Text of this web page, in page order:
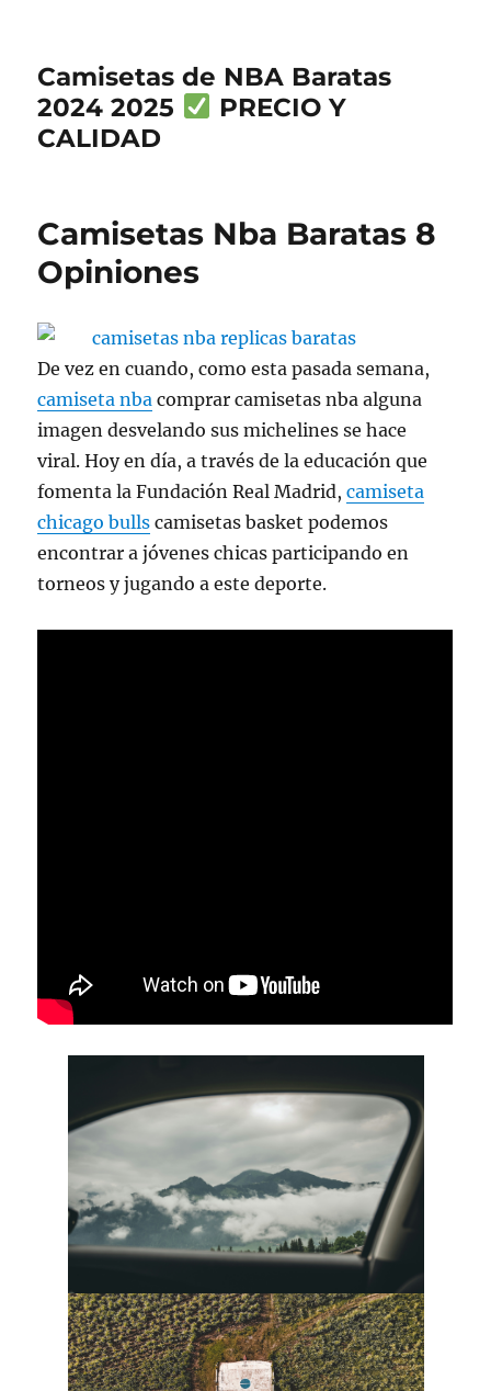
Camisetas de NBA Baratas
2024 2025
PRECIO Y
CALIDAD
Camisetas Nba Baratas 8
Opiniones
De vez en cuando, como esta pasada semana,
camiseta nba comprar camisetas nba alguna
imagen desvelando sus michelines se hace
viral. Hoy en día, a través de la educación que
fomenta la Fundación Real Madrid,camiseta
chicago bulls camisetas basket podemos
encontrar a jóvenes chicas participando en
torneos y jugando a este deporte.